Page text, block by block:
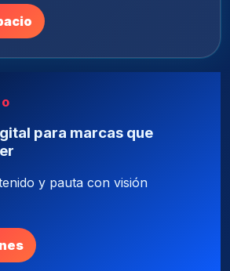
para marcas que
y pauta con visión